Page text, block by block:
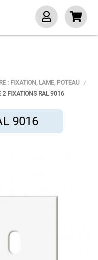
: FIXATION, LAME, POTEAU
2 FIXATIONS RAL 9016
9016